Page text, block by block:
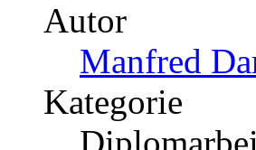
Autor
Manfred
Kategorie